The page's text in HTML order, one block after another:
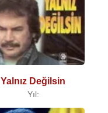
Yalnız Değilsin
Yıl: